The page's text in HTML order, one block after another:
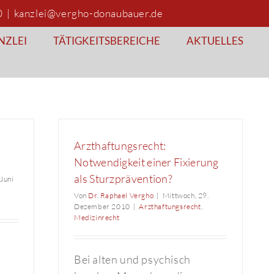
| kanzlei@vergho-donaubauer.de
TÄTIGKEITSBEREICHE AKTUELLES
Arzthaftungsrecht:
Notwendigkeit einer Fixierung
als Sturzprävention?
Von Dr. Raphael Vergho | Mittwoch, 29.
Dezember 2010 | Arzthaftungsrecht,
Medizinrecht
Bei alten und psychisch